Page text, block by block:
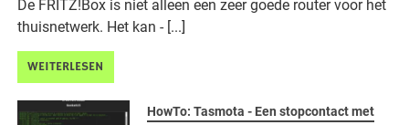
De FRITZ!Box is niet alleen een zeer goede router voor het
thuisnetwerk. Het kan - [...]
WEITERLESEN
HowTo: Tasmota - Een stopcontact met